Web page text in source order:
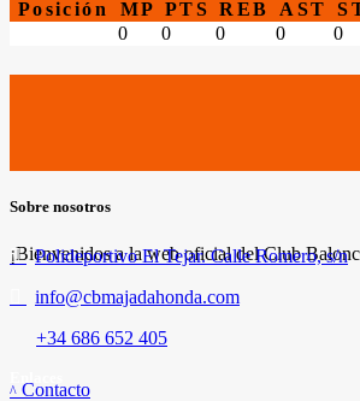
Posición MP PTS REB AST
0
0 0 0 0
Sobre nosotros
¡Bienvenidos a la web oficial del Club
Polideportivo El Tejar. Calle Romero, s/n
info@cbmajadahonda.com
+34 686 652 405
Contacto